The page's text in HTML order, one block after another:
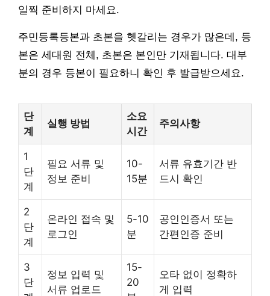
일찍 준비하지 마세요.
주민등록등본과 초본을 헷갈리는 경우가 많은데, 등
본은 세대원 전체, 초본은 본인만 기재됩니다. 대부
분의 경우 등본이 필요하니 확인 후 발급받으세요.
단
계
실행 방법
소요
시간
주의사항
1
단
계
필요 서류 및
정보 준비
10-
15분
서류 유효기간 반
드시 확인
2
단
계
온라인 접속 및
로그인
5-10
분
공인인증서 또는
간편인증 준비
3
단
정보 입력 및
서류 업로드
15-
20
오타 없이 정확하
게 입력